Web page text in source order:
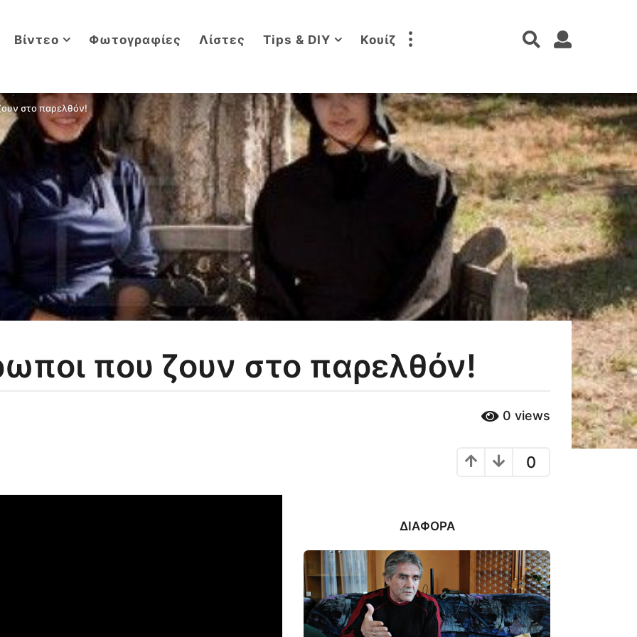
Βίντεο Φωτογραφίες Λίστες Tips & DIY Κουίζ
στο παρελθόν!
που ζουν στο παρελθόν!
0 views
0
ΔΙΆΦΟΡΑ